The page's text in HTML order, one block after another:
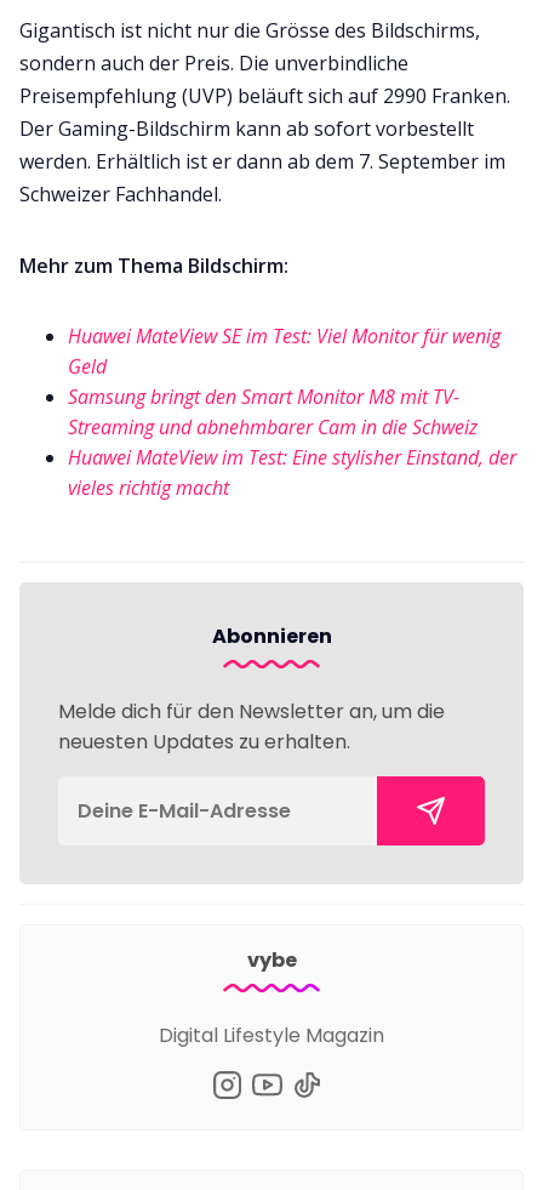
Gigantisch ist nicht nur die Grösse des Bildschirms,
sondern auch der Preis. Die unverbindliche
Preisempfehlung (UVP) beläuft sich auf 2990 Franken.
Der Gaming-Bildschirm kann ab sofort vorbestellt
werden. Erhältlich ist er dann ab dem 7. September im
Schweizer Fachhandel.
Mehr zum Thema Bildschirm:
Huawei MateView SE im Test: Viel Monitor für wenig
Geld
Samsung bringt den Smart Monitor M8 mit TV-
Streaming und abnehmbarer Cam in die Schweiz
Huawei MateView im Test: Eine stylisher Einstand, der
vieles richtig macht
Abonnieren
Melde dich für den Newsletter an, um die
neuesten Updates zu erhalten.
vybe
Digital Lifestyle Magazin